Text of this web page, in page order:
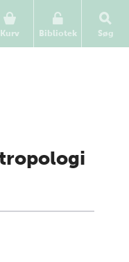
Kurv
Bibliotek Søg